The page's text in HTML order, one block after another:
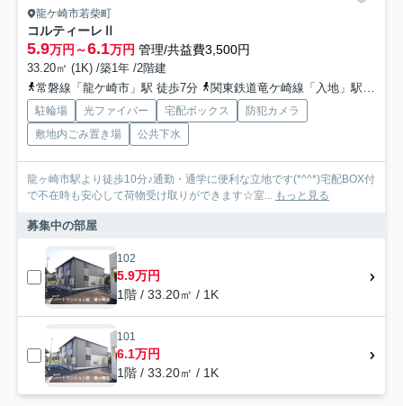
龍ケ崎市若柴町
コルティーレⅡ
5.9万円～6.1万円 管理/共益費3,500円
33.20㎡ (1K) /築1年 /2階建
常磐線「龍ケ崎市」駅 徒歩7分
関東鉄道竜ケ崎線「入地」駅 徒歩27分
駐輪場 光ファイバー 宅配ボックス
防犯カメラ
敷地内ごみ置き場
公共下水
龍ヶ崎市駅より徒歩10分♪通勤・通学に便利な立地です(*^^*)宅配BOX付
で不在時も安心して荷物受け取りができます☆室... もっと見る
募集中の部屋
102
5.9万円
1階 / 33.20㎡ / 1K
101
6.1万円
1階 / 33.20㎡ / 1K